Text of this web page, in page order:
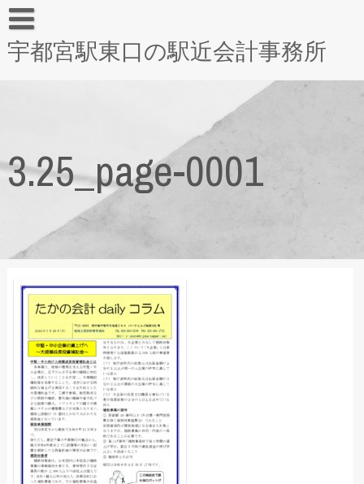
宇都宮駅東口の駅近会計事務所
3.25_page-0001